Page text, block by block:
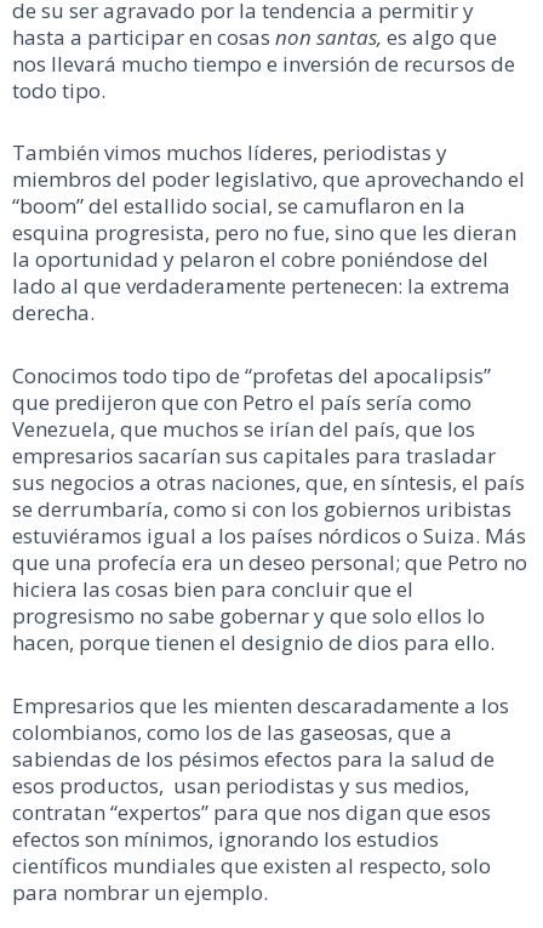
de su ser agravado por la tendencia a permitir y
hasta a participar en cosas non santas, es algo que
nos llevará mucho tiempo e inversión de recursos de
todo tipo.
También vimos muchos líderes, periodistas y
miembros del poder legislativo, que aprovechando el
“boom” del estallido social, se camuflaron en la
esquina progresista, pero no fue, sino que les dieran
la oportunidad y pelaron el cobre poniéndose del
lado al que verdaderamente pertenecen: la extrema
derecha.
Conocimos todo tipo de “profetas del apocalipsis”
que predijeron que con Petro el país sería como
Venezuela, que muchos se irían del país, que los
empresarios sacarían sus capitales para trasladar
sus negocios a otras naciones, que, en síntesis, el país
se derrumbaría, como si con los gobiernos uribistas
estuviéramos igual a los países nórdicos o Suiza. Más
que una profecía era un deseo personal; que Petro no
hiciera las cosas bien para concluir que el
progresismo no sabe gobernar y que solo ellos lo
hacen, porque tienen el designio de dios para ello.
Empresarios que les mienten descaradamente a los
colombianos, como los de las gaseosas, que a
sabiendas de los pésimos efectos para la salud de
esos productos, usan periodistas y sus medios,
contratan “expertos” para que nos digan que esos
efectos son mínimos, ignorando los estudios
científicos mundiales que existen al respecto, solo
para nombrar un ejemplo.